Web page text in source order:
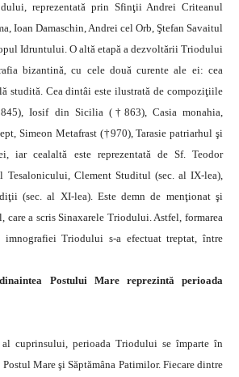
reprezentată prin Sfinţii Andrei Criteanul
Ioan Damaschin, Andrei cel Orb, Ştefan Savaitul
Idruntului. O altă etapă a dezvoltării Triodului
bizantină, cu cele două curente ale ei: cea
studită. Cea dintâi este ilustrată de compoziţiile
Iosif din Sicilia (†863), Casia monahia,
Simeon Metafrast (†970), Tarasie patriarhul şi
iar cealaltă este reprezentată de Sf. Teodor
Clement Studitul (sec. al IX-lea),
(sec. al XI-lea). Este demn de menţionat şi
a scris Sinaxarele Triodului. Astfel, formarea
Triodului s-a efectuat treptat, între
Postului Mare reprezintă perioada
cuprinsului, perioada Triodului se împarte în
Mare şi Săptămâna Patimilor. Fiecare dintre